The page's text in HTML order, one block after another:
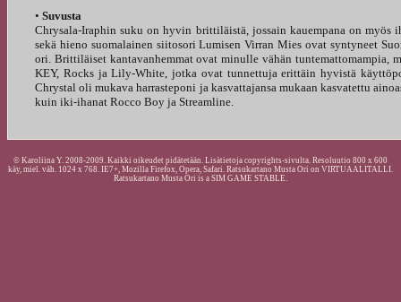
• Suvusta
Chrysala-Iraphin suku on hyvin brittiläistä, jossain kauempana on myös
sekä hieno suomalainen siitosori Lumisen Virran Mies ovat syntyneet
ori. Brittiläiset kantavanhemmat ovat minulle vähän tuntemattomampia,
KEY, Rocks ja Lily-White, jotka ovat tunnettuja erittäin hyvistä
Chrystal oli mukava harrasteponi ja kasvattajansa mukaan kasvatettu
kuin iki-ihanat Rocco Boy ja Streamline.
© Karoliina Y. 2008-2009. Kaikki oikeudet pidätetään. Lisätietoja copyrights-sivulta. Resoluutio 800 x 600
käy, miel. väh. 1024 x 768. IE7+, Mozilla Firefox, Opera, Safari. Ratsukartano Musta Ori on VIRTUAALITALLI.
Ratsukartano Musta Ori is a SIM GAME STABLE.